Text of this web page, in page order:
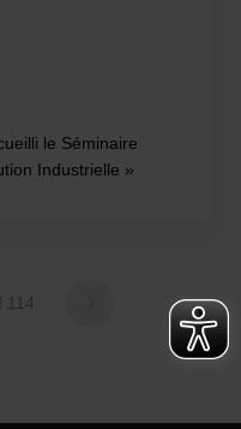
le Séminaire
Industrielle »
114